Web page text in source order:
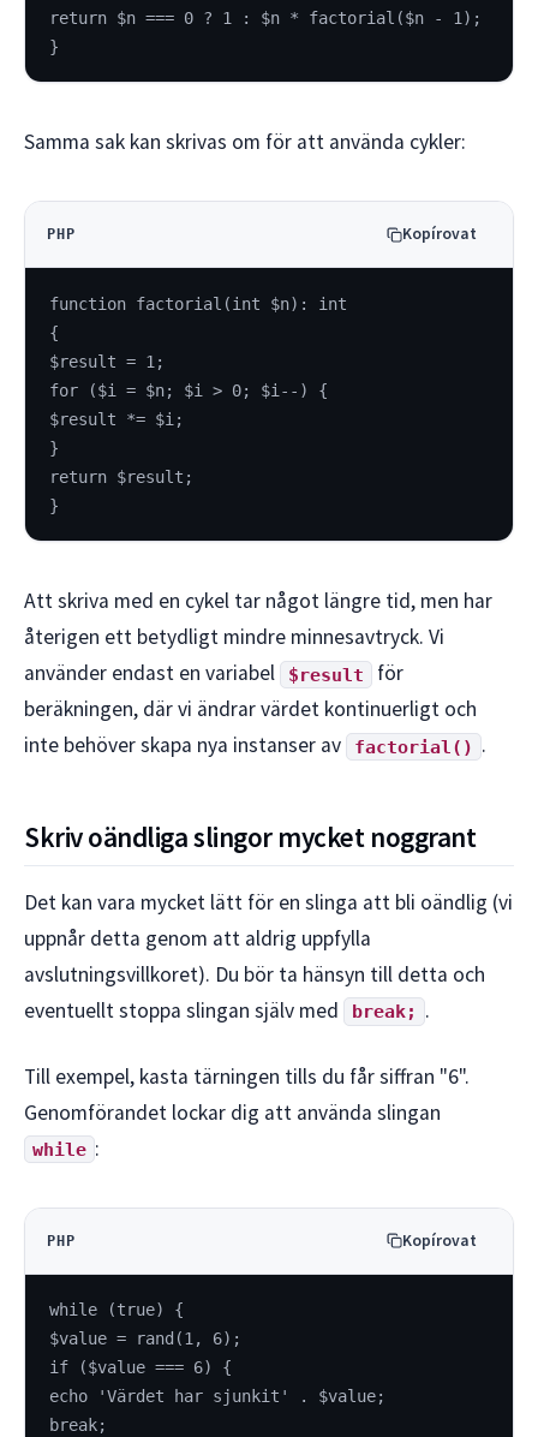
return $n === 0 ? 1 : $n * factorial($n - 1);
}
Samma sak kan skrivas om för att använda cykler:
PHP Kopírovat
function factorial(int $n): int
{
$result = 1;
for ($i = $n; $i > 0; $i--) {
$result *= $i;
}
return $result;
}
Att skriva med en cykel tar något längre tid, men har
återigen ett betydligt mindre minnesavtryck. Vi
använder endast en variabel
$result
för
beräkningen, där vi ändrar värdet kontinuerligt och
inte behöver skapa nya instanser av
factorial() .
Skriv oändliga slingor mycket noggrant
Det kan vara mycket lätt för en slinga att bli oändlig (vi
uppnår detta genom att aldrig uppfylla
avslutningsvillkoret). Du bör ta hänsyn till detta och
eventuellt stoppa slingan själv med
break; .
Till exempel, kasta tärningen tills du får siffran "6".
Genomförandet lockar dig att använda slingan
while :
PHP Kopírovat
while (true) {
$value = rand(1, 6);
if ($value === 6) {
echo 'Värdet har sjunkit' . $value;
break;